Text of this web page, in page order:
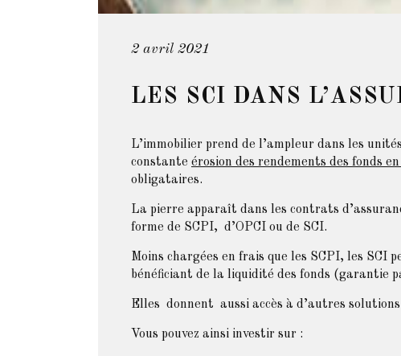
2 avril 2021
LES SCI DANS
L’immobilier prend de l’ampleur dans les
constante érosion des rendements des fonds
obligataires.
La pierre apparaît dans les contrats
forme de SCPI, d’OPCI ou de SCI.
Moins chargées en frais que les SCPI, les SCI
bénéficiant de la liquidité des fonds (garantie
Elles donnent aussi accès à d’autres
Vous pouvez ainsi investir sur :